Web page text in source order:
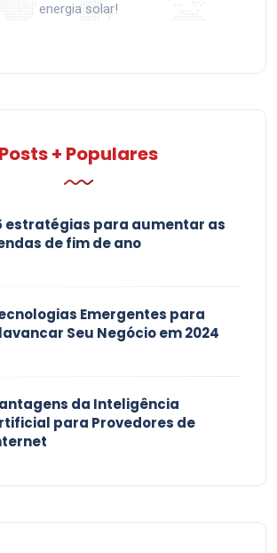
energia solar!
Posts + Populares
estratégias para aumentar as
de fim de ano
Emergentes para
Seu Negócio em 2024
da Inteligência
para Provedores de